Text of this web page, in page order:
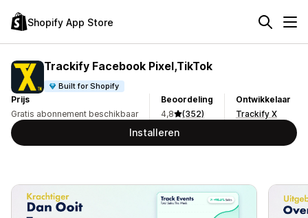
Shopify App Store
Trackify Facebook Pixel,TikTok
Built for Shopify
Prijs
Gratis abonnement beschikbaar
Beoordeling
4,8
(352)
Ontwikkelaar
Trackify X
Installeren